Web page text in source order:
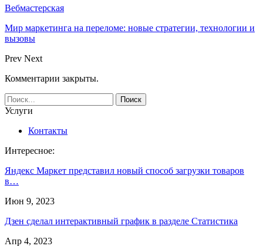
Вебмастерская
Мир маркетинга на переломе: новые стратегии, технологии и
вызовы
Prev Next
Комментарии закрыты.
Услуги
Контакты
Интересное:
Яндекс Маркет представил новый способ загрузки товаров
в…
Июн 9, 2023
Дзен сделал интерактивный график в разделе Статистика
Апр 4, 2023